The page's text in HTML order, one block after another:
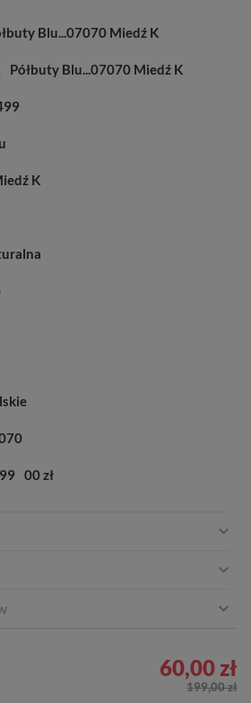
Blu...07070 Miedź K
Półbuty Blu...07070 Miedź K
K
00 zł
60,00 zł
199,00 zł